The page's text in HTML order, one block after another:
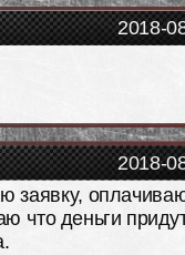
2018-
2018-
заявку,
что деньги